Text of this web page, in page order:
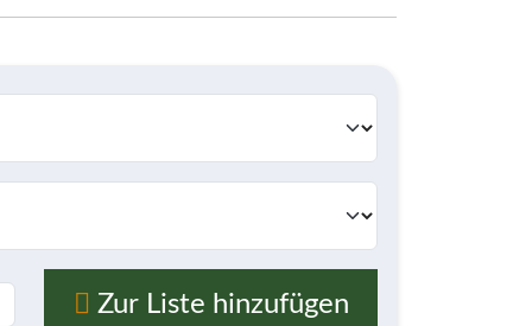
Zur Liste hinzufügen